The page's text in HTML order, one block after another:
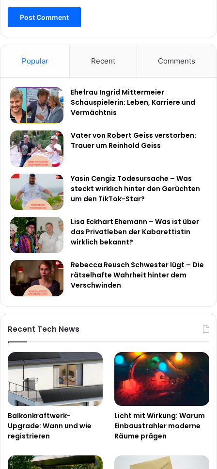
Popular Recent Comments
Ehefrau Ingrid Mittermeier
Schauspielerin: Leben, Karriere und
Vermächtnis
Vater von Robert Geiss verstorben:
Trauer um Reinhold Geiss
Yasin Cengiz Todesursache – Was
steckt wirklich hinter den Gerüchten
um den TikTok-Star?
Lisa Eckhart Ehemann – Was ist über
das Privatleben der Kabarettistin
wirklich bekannt?
Rebecca Reusch Schwester lügt – Die
rätselhafte Wahrheit hinter dem
Verschwinden
Recent Tech News
Balkonkraftwerk-
Upgrade: Wann und wie
registrieren
Licht mit Wirkung: Warum
Einbaustrahler moderne
Räume prägen